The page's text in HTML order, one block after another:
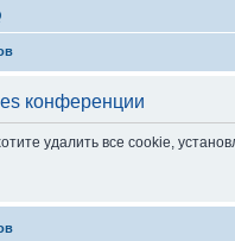
конференции
удалить все cookie,